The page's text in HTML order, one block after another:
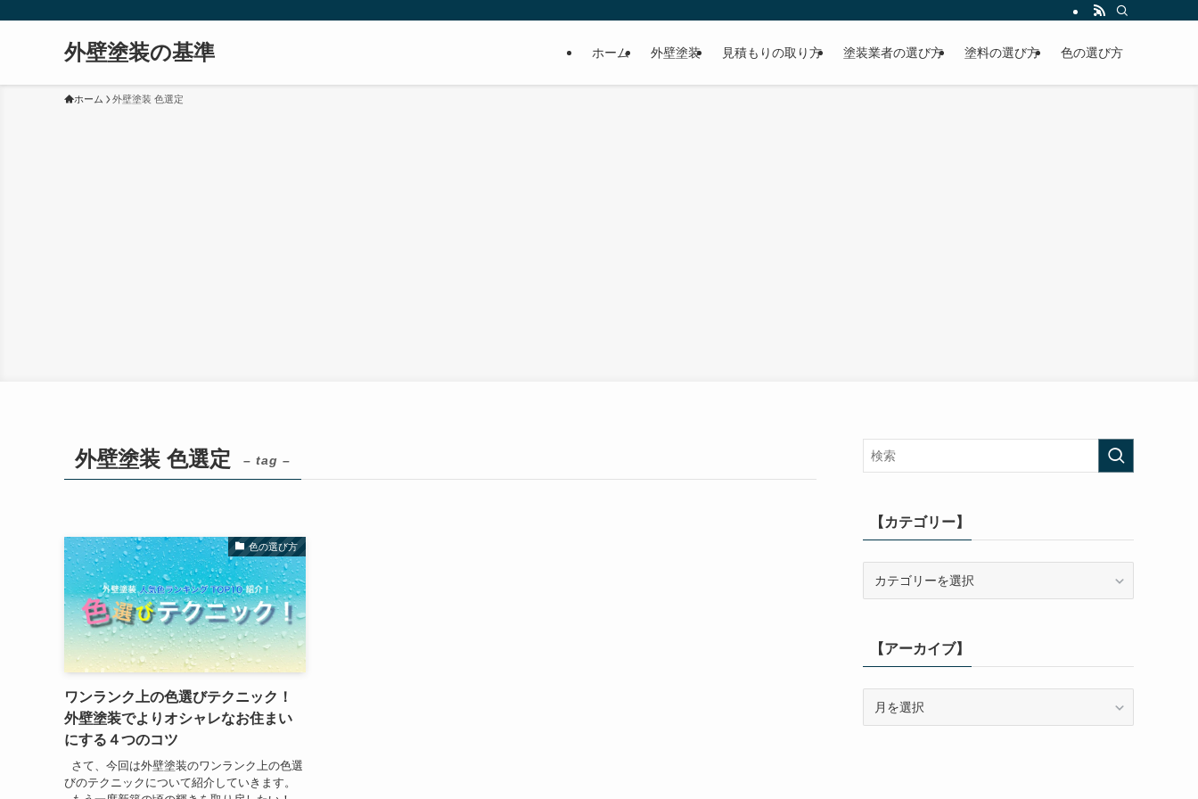
外壁塗装の基準 ホーム 外壁塗装 見積もりの取り方 塗装業者の選び方 塗料の選び方 色の選び方
ホーム 外壁塗装 色選定
外壁塗装 色選定 – tag –
色の選び方
ワンランク上の色選びテクニック！
外壁塗装でよりオシャレなお住まい
にする４つのコツ
さて、今回は外壁塗装のワンランク上の色選
びのテクニックについて紹介していきます。
【カテゴリー】
ー】【アーカイブ】